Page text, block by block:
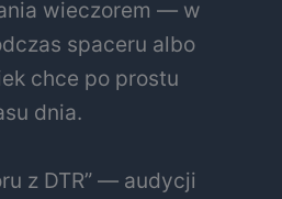
wieczorem — w
spaceru albo
chce po prostu
dnia.
z DTR” — audycji